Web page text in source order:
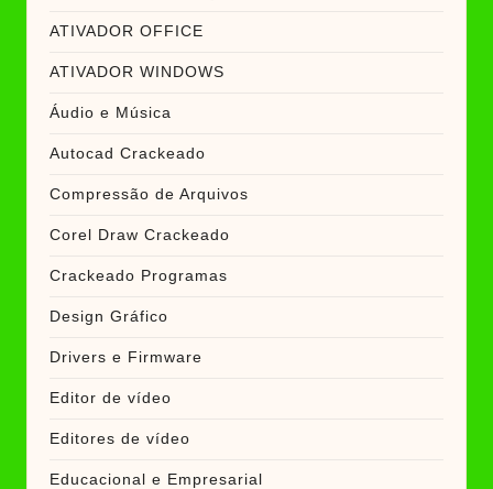
ATIVADOR OFFICE
ATIVADOR WINDOWS
Áudio e Música
Autocad Crackeado
Compressão de Arquivos
Corel Draw Crackeado
Crackeado Programas
Design Gráfico
Drivers e Firmware
Editor de vídeo
Editores de vídeo
Educacional e Empresarial